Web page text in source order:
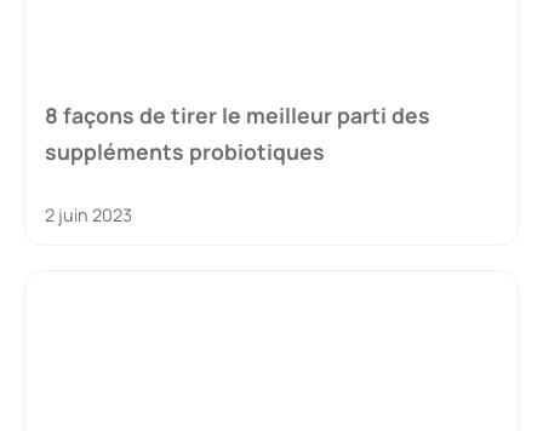
8 façons de tirer le meilleur parti des
suppléments probiotiques
2 juin 2023